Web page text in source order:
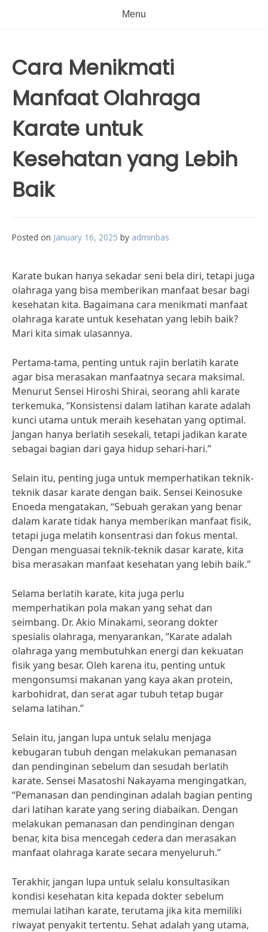
Menu
Cara Menikmati
Manfaat Olahraga
Karate untuk
Kesehatan yang Lebih
Baik
Posted on January 16, 2025 by adminbas
Karate bukan hanya sekadar seni bela diri, tetapi juga
olahraga yang bisa memberikan manfaat besar bagi
kesehatan kita. Bagaimana cara menikmati manfaat
olahraga karate untuk kesehatan yang lebih baik?
Mari kita simak ulasannya.
Pertama-tama, penting untuk rajin berlatih karate
agar bisa merasakan manfaatnya secara maksimal.
Menurut Sensei Hiroshi Shirai, seorang ahli karate
terkemuka, “Konsistensi dalam latihan karate adalah
kunci utama untuk meraih kesehatan yang optimal.
Jangan hanya berlatih sesekali, tetapi jadikan karate
sebagai bagian dari gaya hidup sehari-hari.”
Selain itu, penting juga untuk memperhatikan teknik-
teknik dasar karate dengan baik. Sensei Keinosuke
Enoeda mengatakan, “Sebuah gerakan yang benar
dalam karate tidak hanya memberikan manfaat fisik,
tetapi juga melatih konsentrasi dan fokus mental.
Dengan menguasai teknik-teknik dasar karate, kita
bisa merasakan manfaat kesehatan yang lebih baik.”
Selama berlatih karate, kita juga perlu
memperhatikan pola makan yang sehat dan
seimbang. Dr. Akio Minakami, seorang dokter
spesialis olahraga, menyarankan, “Karate adalah
olahraga yang membutuhkan energi dan kekuatan
fisik yang besar. Oleh karena itu, penting untuk
mengonsumsi makanan yang kaya akan protein,
karbohidrat, dan serat agar tubuh tetap bugar
selama latihan.”
Selain itu, jangan lupa untuk selalu menjaga
kebugaran tubuh dengan melakukan pemanasan
dan pendinginan sebelum dan sesudah berlatih
karate. Sensei Masatoshi Nakayama mengingatkan,
“Pemanasan dan pendinginan adalah bagian penting
dari latihan karate yang sering diabaikan. Dengan
melakukan pemanasan dan pendinginan dengan
benar, kita bisa mencegah cedera dan merasakan
manfaat olahraga karate secara menyeluruh.”
Terakhir, jangan lupa untuk selalu konsultasikan
kondisi kesehatan kita kepada dokter sebelum
memulai latihan karate, terutama jika kita memiliki
riwayat penyakit tertentu. Sehat adalah yang utama,